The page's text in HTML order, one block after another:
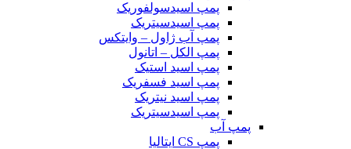
پمپ اسیدسولفوریک
پمپ اسیدسیتریک
پمپ آب ژاول – وایتکس
پمپ الکل – اتانول
پمپ اسید استیک
پمپ اسید فسفریک
پمپ اسید نیتریک
پمپ اسیدسیتریک
پمپ آب
پمپ CS ایتالیا